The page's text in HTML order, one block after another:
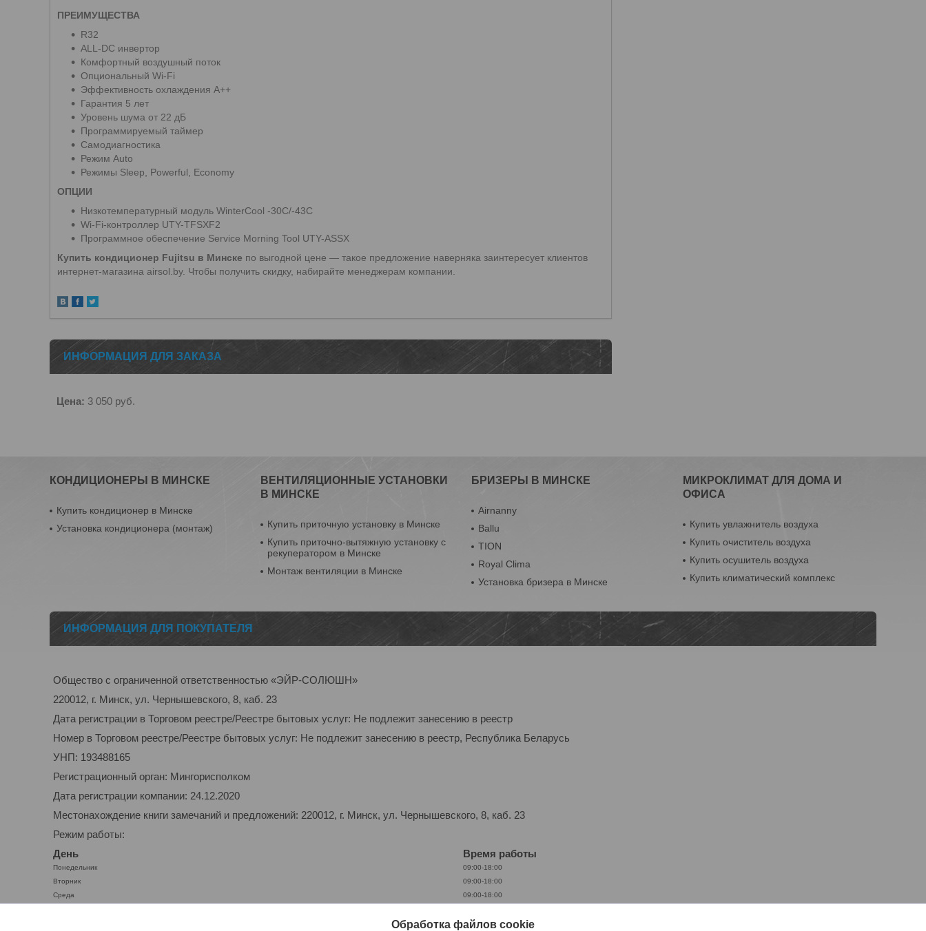
ПРЕИМУЩЕСТВА
R32
ALL-DC инвертор
Комфортный воздушный поток
Опциональный Wi-Fi
Эффективность охлаждения А++
Гарантия 5 лет
Уровень шума от 22 дБ
Программируемый таймер
Самодиагностика
Режим Auto
Режимы Sleep, Powerful, Economy
ОПЦИИ
Низкотемпературный модуль WinterCool -30C/-43C
Wi-Fi-контроллер UTY-TFSXF2
Программное обеспечение Service Morning Tool UTY-ASSX
Купить кондиционер Fujitsu в Минске по выгодной цене — такое предложение наверняка заинтересует клиентов
интернет-магазина airsol.by. Чтобы получить скидку, набирайте менеджерам компании.
ИНФОРМАЦИЯ ДЛЯ ЗАКАЗА
Цена: 3 050 руб.
КОНДИЦИОНЕРЫ В МИНСКЕ
Купить кондиционер в Минске
Установка кондиционера (монтаж)
ВЕНТИЛЯЦИОННЫЕ УСТАНОВКИ
В МИНСКЕ
Купить приточную установку в Минске
Купить приточно-вытяжную установку с
рекуператором в Минске
Монтаж вентиляции в Минске
БРИЗЕРЫ В МИНСКЕ
Airnanny
Ballu
TION
Royal Clima
Установка бризера в Минске
МИКРОКЛИМАТ ДЛЯ ДОМА И
ОФИСА
Купить увлажнитель воздуха
Купить очиститель воздуха
Купить осушитель воздуха
Купить климатический комплекс
ИНФОРМАЦИЯ ДЛЯ ПОКУПАТЕЛЯ
Общество с ограниченной ответственностью «ЭЙР-СОЛЮШН»
220012, г. Минск, ул. Чернышевского, 8, каб. 23
Дата регистрации в Торговом реестре/Реестре бытовых услуг: Не подлежит занесению в реестр
Номер в Торговом реестре/Реестре бытовых услуг: Не подлежит занесению в реестр, Республика Беларусь
УНП: 193488165
Регистрационный орган: Мингорисполком
Дата регистрации компании: 24.12.2020
Местонахождение книги замечаний и предложений: 220012, г. Минск, ул. Чернышевского, 8, каб. 23
Режим работы:
День
Время работы
Понедельник
09:00-18:00
Вторник
09:00-18:00
Среда
09:00-18:00
09:00-18:00
Обработка файлов cookie